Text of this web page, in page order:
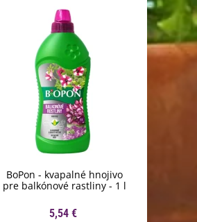
BoPon - kvapalné hnojivo
pre balkónové rastliny - 1 l
5,54 €